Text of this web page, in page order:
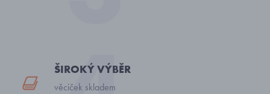
ŠIROKÝ VÝBĚR
věciček skladem